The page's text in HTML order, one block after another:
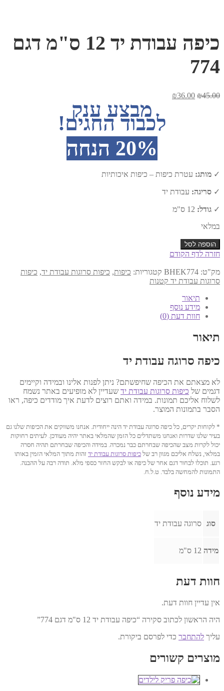
כיפה עבודת יד 12 ס"מ דגם
774
₪45.00
המחיר₪36.00
הוא:
₪36.00.
מבצע ענק
לכבוד החגים!
20% הנחה
✓ מותג: עטרת כיפות – כיפות איכותיות
✓ סריגה: עבודת יד
✓ גודל:
במלאי
כמות
של
עבודת
יד
הוספה לסל
חזרה לדף הקודם
מק"ט: BHEK774 קטגוריות: כיפות, כיפות סרוגות עבודת יד, כיפות
סרוגות עבודת יד קטנות
תיאור
מידע נוסף
חוות דעת (0)
תיאור
כיפה סרוגה עבודת יד
לא מצאתם את הכיפה שחיפשתם? ניתן לפנות אלינו ובמידה וקיימים
דגמים של כיפות סרוגות עבודת יד שעדיין לא מופיעים באתר נשמח
לשלוח אליכם תמונות. במידה ואתם רוצים לדעת איך מודדים כיפה, ראו
הסבר בתמונות המוצר.
* לקוחות יקרים, כל כיפה סרוגה עבודת יד הינה ייחודית. אנחנו משווקים את הכיפות שלנו גם
בעיר שלנו שדרות ואנחנו משתדלים כל הזמן שהמלאי באתר יהיה מעודכן. לעיתים רחוקות
יכול לקרות מצב שהכיפה שבחרתם כבר נמכרה. במידה והכיפה שבחרתם תהיה חסרה
במלאי, נשלח אליכם מגוון רב של כיפות סרוגות עבודת יד זהות מתוך המלאי הזמין באותו
רגע. תוכלו לבחור דגם אחר של כיפה או לבקש החזר כספי מלא. תודה רבה על ההבנה.
התמונות להמחשה בלבד. ט.ל.ח.
מידע נוסף
סוג סרוגה עבודת יד
מידה 12 ס"מ
חוות דעת
אין עדיין חוות דעת.
היה הראשון לכתוב סקירה “כיפה עבודת יד 12 ס"מ דגם 774”
עליך להתחבר כדי לפרסם ביקורת.
מוצרים קשורים